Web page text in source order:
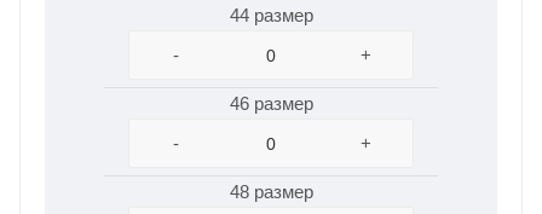
44 размер
-
+
46 размер
-
+
48 размер